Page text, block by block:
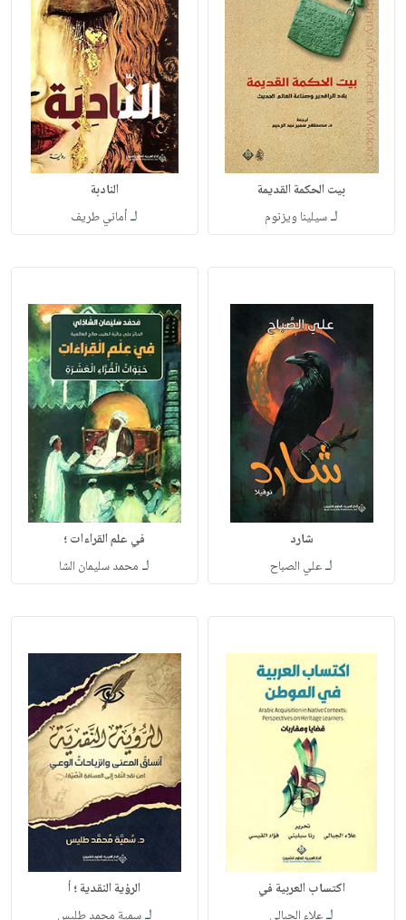
بيت الحكمة القديمة
لـسيلينا ويزنوم
النادبة
لـأماني طريف
شارد
لـعلي الصباح
في علم القراءات ؛
لـ محمد سليمان الشا
اكتساب العربية في الرؤية النقدية ؛ أ